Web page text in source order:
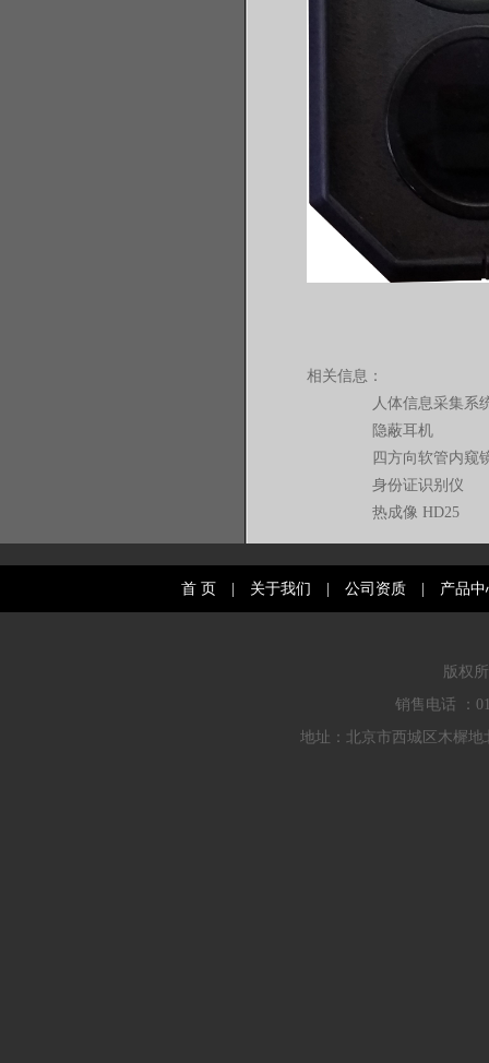
相关信息：
人体信息采集系
隐蔽耳机
四方向软管内窥
身份证识别仪
热成像 HD25
首 页 关于我们 公司资质 产品中
版权
销售电话 ：
地址：北京市西城区木樨地